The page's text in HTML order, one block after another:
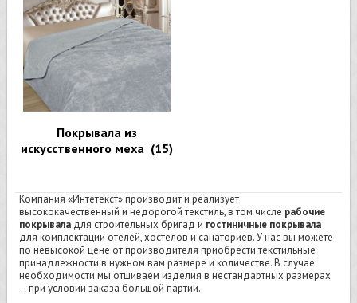
Покрывала из
искусственного меха (15)
Компания «Интетекст» производит и реализует
высококачественный и недорогой текстиль, в том числе рабочие
покрывала для строительных бригад и гостиничные покрывала
для комплектации отелей, хостелов и санаториев. У нас вы можете
по невысокой цене от производителя приобрести текстильные
принадлежности в нужном вам размере и количестве. В случае
необходимости мы отшиваем изделия в нестандартных размерах
– при условии заказа большой партии.